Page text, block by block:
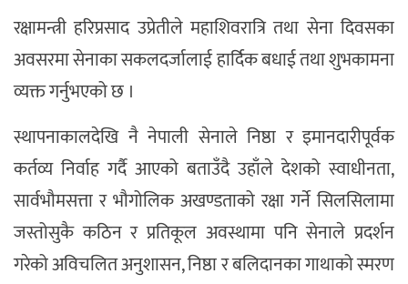
रक्षामन्त्री हरिप्रसाद उप्रेतीले महाशिवरात्रि तथा सेना दिवसका
अवसरमा सेनाका सकलदर्जालाई हार्दिक बधाई तथा शुभकामना
व्यक्त गर्नुभएको छ ।
स्थापनाकालदेखि नै नेपाली सेनाले निष्ठा र इमानदारीपूर्वक
कर्तव्य निर्वाह गर्दै आएको बताउँदै उहाँले देशको स्वाधीनता,
सार्वभौमसत्ता र भौगोलिक अखण्डताको रक्षा गर्ने सिलसिलामा
जस्तोसुकै कठिन र प्रतिकूल अवस्थामा पनि सेनाले प्रदर्शन
गरेको अविचलित अनुशासन, निष्ठा र बलिदानका गाथाको स्मरण